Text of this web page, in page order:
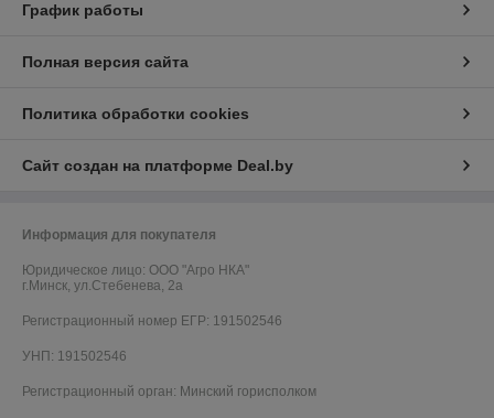
График работы
Полная версия сайта
Политика обработки cookies
Сайт создан на платформе Deal.by
Информация для покупателя
Юридическое лицо: ООО "Агро НКА"
г.Минск, ул.Стебенева, 2а
Регистрационный номер ЕГР: 191502546
УНП: 191502546
Регистрационный орган: Минский горисполком